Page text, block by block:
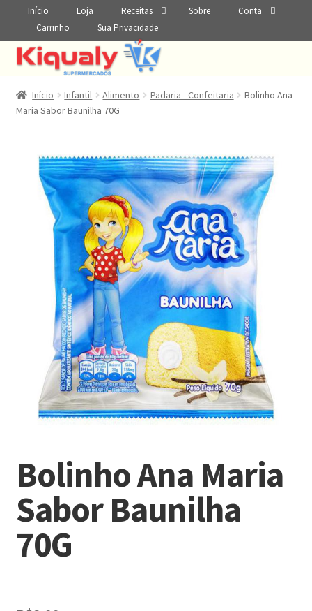
Início Loja Receitas Sobre
Conta
Carrinho
Sua Privacidade
Início Infantil Alimento Padaria - Confeitaria
Bolinho Ana
Maria Sabor Baunilha 70G
Bolinho Ana Maria
Sabor Baunilha
70G